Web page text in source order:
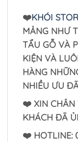
❤️KHÓI
MẢNG NHƯ
TẨU GỖ VÀ
KIỆN VÀ
HÀNG
NHIỀU ƯU
❤️ XIN CHÂN
KHÁCH ĐÃ
❤️ HOTLINE: